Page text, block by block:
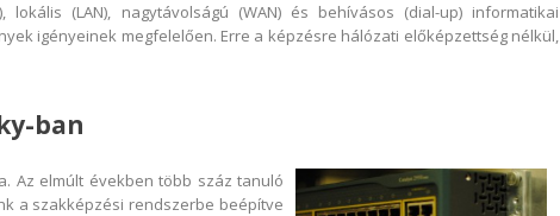
lokális (LAN), nagytávolságú (WAN) és behívásos (dial-up) informatikai
igényeinek megfelelően. Erre a képzésre hálózati előképzettség nélkül,
ban
Az elmúlt években több száz tanuló
a szakképzési rendszerbe beépítve